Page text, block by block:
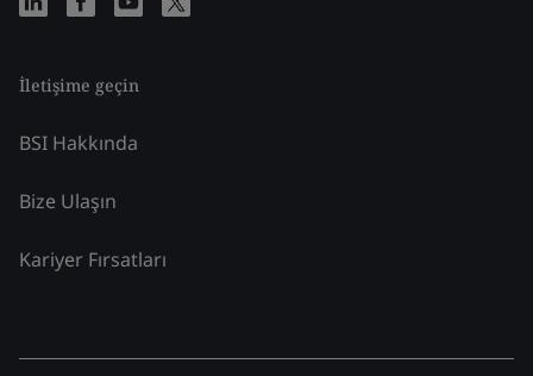
İletişime geçin
BSI Hakkında
Bize Ulaşın
Kariyer Fırsatları